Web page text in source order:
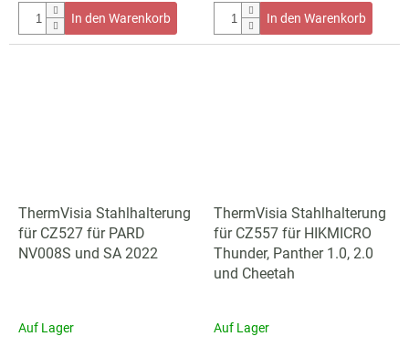
In den Warenkorb In den Warenkorb
ThermVisia Stahlhalterung
für CZ527 für PARD
NV008S und SA 2022
Auf Lager
ThermVisia Stahlhalterung
für CZ557 für HIKMICRO
Thunder, Panther 1.0, 2.0
und Cheetah
Auf Lager